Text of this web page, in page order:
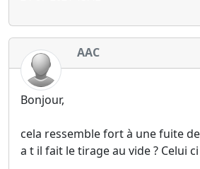
AAC
Bonjour,
cela ressemble fort à une fuite
a t il fait le tirage au vide ? Celui